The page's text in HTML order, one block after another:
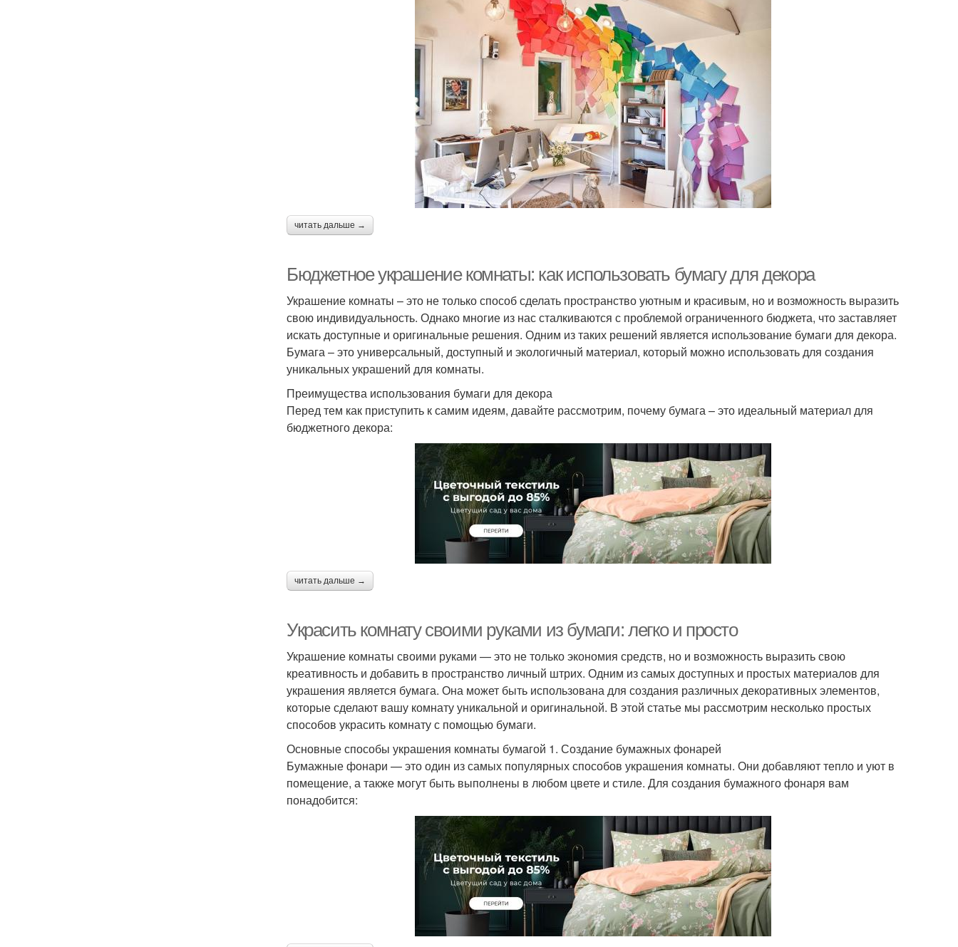
читать дальше →
Бюджетное украшение комнаты: как использовать бумагу для декора
Украшение комнаты – это не только способ сделать пространство уютным и красивым, но и возможность выразить
свою индивидуальность. Однако многие из нас сталкиваются с проблемой ограниченного бюджета, что заставляет
искать доступные и оригинальные решения. Одним из таких решений является использование бумаги для декора.
Бумага – это универсальный, доступный и экологичный материал, который можно использовать для создания
уникальных украшений для комнаты.
Преимущества использования бумаги для декора
Перед тем как приступить к самим идеям, давайте рассмотрим, почему бумага – это идеальный материал для
бюджетного декора:
читать дальше →
Украсить комнату своими руками из бумаги: легко и просто
Украшение комнаты своими руками — это не только экономия средств, но и возможность выразить свою
креативность и добавить в пространство личный штрих. Одним из самых доступных и простых материалов для
украшения является бумага. Она может быть использована для создания различных декоративных элементов,
которые сделают вашу комнату уникальной и оригинальной. В этой статье мы рассмотрим несколько простых
способов украсить комнату с помощью бумаги.
Основные способы украшения комнаты бумагой 1. Создание бумажных фонарей
Бумажные фонари — это один из самых популярных способов украшения комнаты. Они добавляют тепло и уют в
помещение, а также могут быть выполнены в любом цвете и стиле. Для создания бумажного фонаря вам
понадобится: